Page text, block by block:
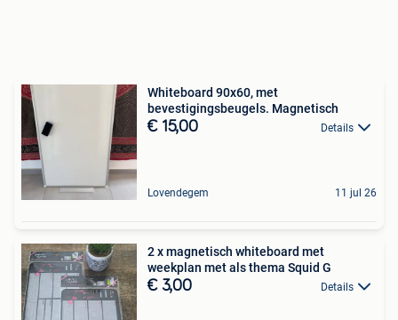
Whiteboard 90x60, met
bevestigingsbeugels. Magnetisch
€ 15,00 Details
Lovendegem 11 jul 26
2 x magnetisch whiteboard met
weekplan met als thema Squid G
€ 3,00 Details